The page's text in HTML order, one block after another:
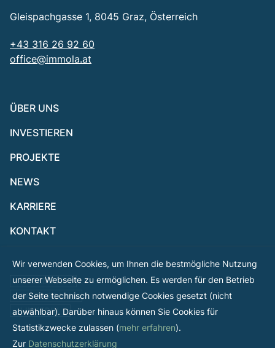
Gleispachgasse 1, 8045 Graz, Österreich
+43 316 26 92 60
office@immola.at
ÜBER UNS
INVESTIEREN
PROJEKTE
NEWS
KARRIERE
KONTAKT
FACEBOOK
INSTAGRAM
LINKEDIN
Wir verwenden Cookies, um Ihnen die bestmögliche Nutzung
unserer Webseite zu ermöglichen. Es werden für den Betrieb
der Seite technisch notwendige Cookies gesetzt (nicht
abwählbar). Darüber hinaus können Sie Cookies für
Statistikzwecke zulassen (mehr erfahren).
Zur Datenschutzerklärung